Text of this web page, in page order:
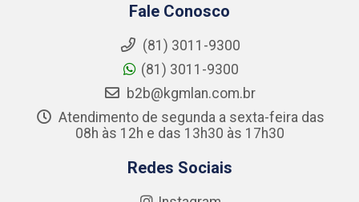
Fale Conosco
(81) 3011-9300
(81) 3011-9300
b2b@kgmlan.com.br
Atendimento de segunda a sexta-feira das
08h às 12h e das 13h30 às 17h30
Redes Sociais